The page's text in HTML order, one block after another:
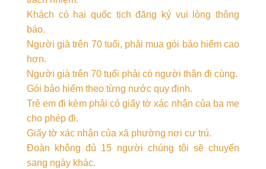
Khách có hai quốc tịch đăng ký vui lòng thông
báo.
Người già trên 70 tuổi, phải mua gói bảo hiểm cao
hơn.
Người già trên 70 tuổi phải có người thân đi cùng.
Gói bảo hiểm theo từng nước quy định.
Trẻ em đi kèm phải có giấy tờ xác nhận của ba mẹ
cho phép đi.
Giấy tờ xác nhận của xã phường nơi cư trú.
Đoàn không đủ 15 người chúng tôi sẽ chuyển
sang ngày khác.